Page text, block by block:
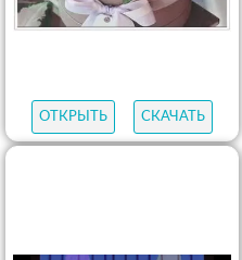
ОТКРЫТЬ СКАЧАТЬ